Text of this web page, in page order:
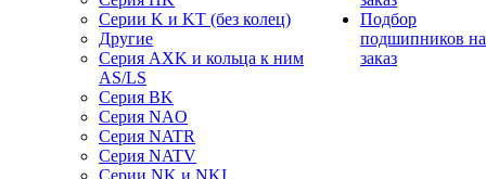
Серии K и KT (без колец)
Другие
Серия AXK и кольца к ним
AS/LS
Серия BK
Серия NAO
Серия NATR
Серия NATV
Серии NK и NKI
Подбор
подшипников на
заказ